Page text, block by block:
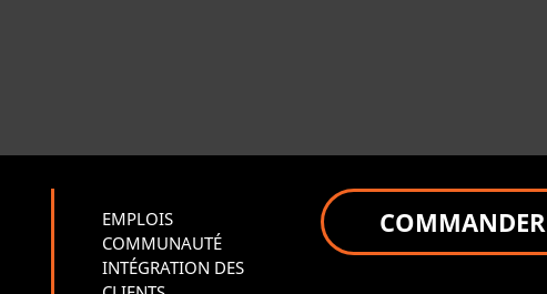
EMPLOIS
COMMUNAUTÉ
INTÉGRATION DES
COMMANDER